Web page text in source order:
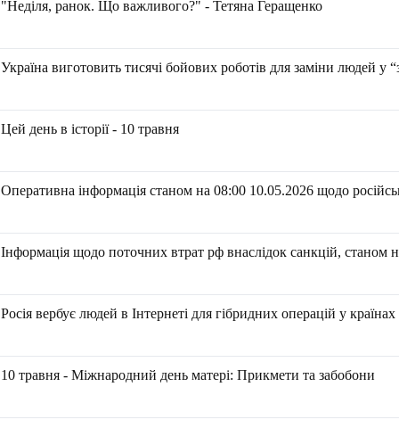
"Неділя, ранок. Що важливого?" - Тетяна Геращенко
Україна виготовить тисячі бойових роботів для заміни людей у
Цей день в історії - 10 травня
Оперативна інформація станом на 08:00 10.05.2026 щодо
Інформація щодо поточних втрат рф внаслідок санкцій, станом
Росія вербує людей в Інтернеті для гібридних операцій у
10 травня - Міжнародний день матері: Прикмети та забобони